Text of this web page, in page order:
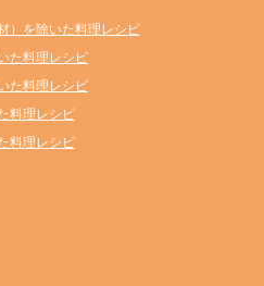
）を除いた料理レシピ
た料理レシピ
た料理レシピ
料理レシピ
料理レシピ